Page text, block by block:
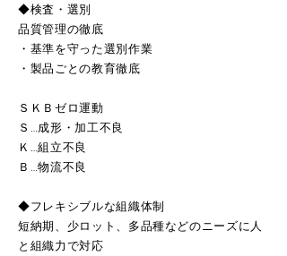
◆検査・選別
品質管理の徹底
・基準を守った選別作業
・製品ごとの教育徹底
ＳＫＢゼロ運動
Ｓ…成形・加工不良
Ｋ…組立不良
Ｂ…物流不良
◆フレキシブルな組織体制
短納期、少ロット、多品種などのニーズに人
と組織力で対応